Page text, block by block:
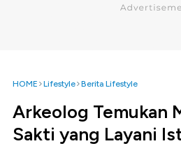
HOME Lifestyle Berita Lifestyle
Arkeolog Temukan
Sakti yang Layani